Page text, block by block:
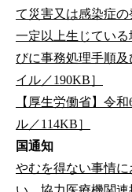
て災害又は感染症
一定以上生じてい
びに事務処理手順
イル／190KB］
【厚生労働省】令
ル／114KB］
国通知
やむを得ない事情